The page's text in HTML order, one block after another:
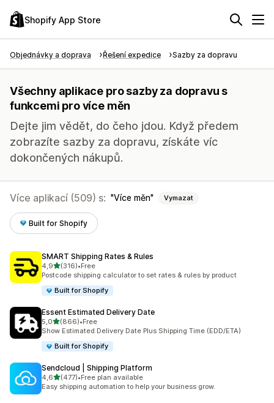
Shopify App Store
Objednávky a doprava Řešení expedice Sazby za dopravu
Všechny aplikace pro sazby za dopravu s
funkcemi pro více měn
Dejte jim vědět, do čeho jdou. Když předem
zobrazíte sazby za dopravu, získáte víc
dokončených nákupů.
Více aplikací (509) s: Více měn Vymazat
Built for Shopify
SMART Shipping Rates & Rules
4,9z 5 hvězd
(316)
Celkový počet recenzí: 316
•Free
Postcode shipping calculator to set rates & rules by product
Built for Shopify
Essent Estimated Delivery Date
5,0z 5 hvězd
(866)
Celkový počet recenzí: 866
•Free
Show Estimated Delivery Date Plus Shipping Time (EDD/ETA)
Built for Shopify
Sendcloud | Shipping Platform
4,6z 5 hvězd
(477)
Celkový počet recenzí: 477
•Free plan available
Easy shipping automation to help your business grow.